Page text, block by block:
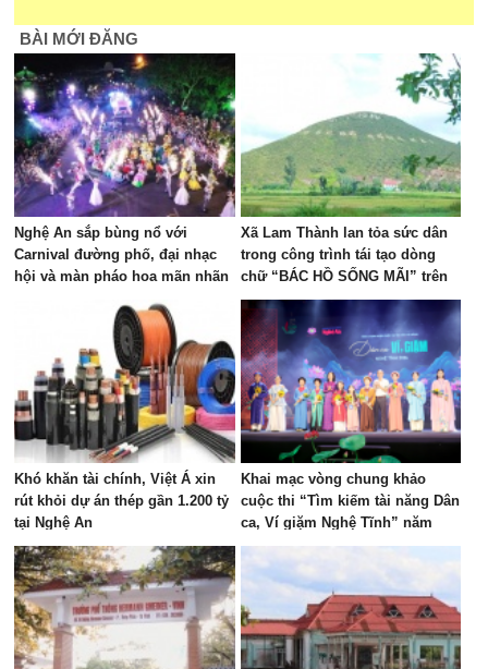
BÀI MỚI ĐĂNG
Nghệ An sắp bùng nổ với
Carnival đường phố, đại nhạc
hội và màn pháo hoa mãn nhãn
Xã Lam Thành lan tỏa sức dân
trong công trình tái tạo dòng
chữ “BÁC HỒ SỐNG MÃI” trên
Núi Nhón
Khó khăn tài chính, Việt Á xin
rút khỏi dự án thép gần 1.200 tỷ
tại Nghệ An
Khai mạc vòng chung khảo
cuộc thi “Tìm kiếm tài năng Dân
ca, Ví giặm Nghệ Tĩnh” năm
2026